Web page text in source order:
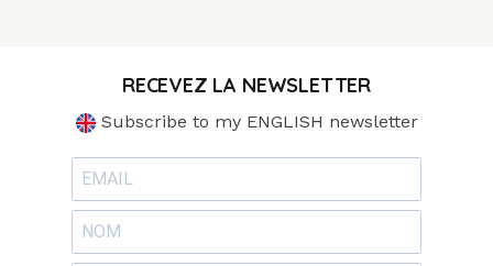
RECEVEZ LA NEWSLETTER
Subscribe to my ENGLISH newsletter